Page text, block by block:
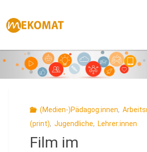
Inhalt
springen
(Medien-)Pädagog:innen,
(print), Jugendliche, Lehrer:innen
Film im